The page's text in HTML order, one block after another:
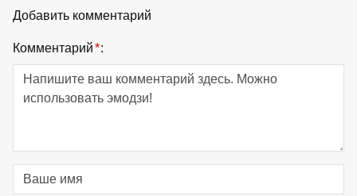
Добавить комментарий
Комментарий*: